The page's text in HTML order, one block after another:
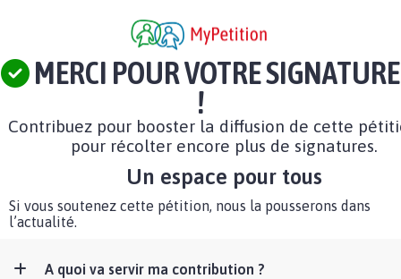
MERCI POUR VOTRE SIGNATURE
!
Contribuez pour booster la diffusion de cette
pour récolter encore plus de signatures.
Un espace pour tous
Si vous soutenez cette pétition, nous la pousserons dans
l’actualité.
A quoi va servir ma contribution ?